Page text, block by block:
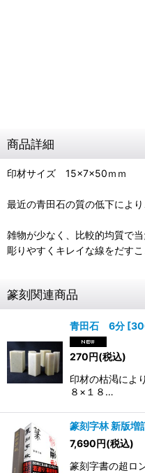
商品詳細
印材サイズ 15×7×50ｍｍ
最近の青田石の質の低下によ
雑物が少なく、比較的均質で
彫りやすくキレイな線をだすこ
篆刻関連商品
青田石 6分 [
270円(税込)
印材の枯渇によ
８×１８…
篆刻字林 新版
7,690円(税込)
篆刻字書の超ロ